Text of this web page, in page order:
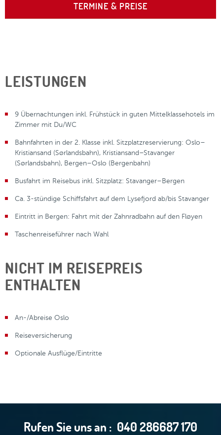
TERMINE & PREISE
LEISTUNGEN
9 Übernachtungen inkl. Frühstück in guten Mittelklassehotels im
Zimmer mit Du/WC
Bahnfahrten in der 2. Klasse inkl. Sitzplatzreservierung: Oslo–
Kristiansand (Sørlandsbahn), Kristiansand–Stavanger
(Sørlandsbahn), Bergen–Oslo (Bergenbahn)
Busfahrt im Reisebus inkl. Sitzplatz: Stavanger–Bergen
Ca. 3-stündige Schiffsfahrt auf dem Lysefjord ab/bis Stavanger
Eintritt in Bergen: Fahrt mit der Zahnradbahn auf den Fløyen
Taschenreiseführer nach Wahl
NICHT IM REISEPREIS
ENTHALTEN
An-/Abreise Oslo
Reiseversicherung
Optionale Ausflüge/Eintritte
Rufen Sie uns an : 040 286687 170